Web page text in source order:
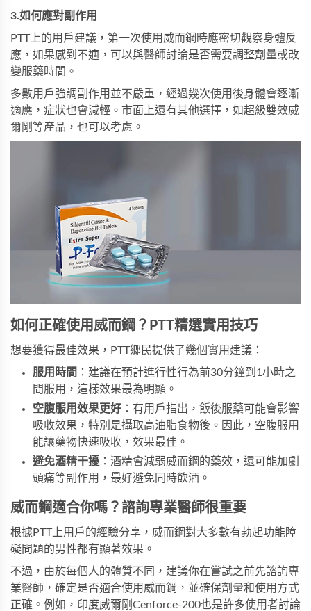
3.如何應對副作用
PTT上的用戶建議，第一次使用威而鋼時應密切觀察身體反
應，如果感到不適，可以與醫師討論是否需要調整劑量或改
變服藥時間。
多數用戶強調副作用並不嚴重，經過幾次使用後身體會逐漸
適應，症狀也會減輕。市面上還有其他選擇，如超級雙效威
爾剛 等產品，也可以考慮。
如何正確使用威而鋼？PTT精選實用技巧
想要獲得最佳效果，PTT鄉民提供了幾個實用建議：
服用時間 ：建議在預計進行性行為前30分鐘到1小時之
間服用，這樣效果最為明顯。
空腹服用效果更好 ：有用戶指出，飯後服藥可能會影響
吸收效果，特別是攝取高油脂食物後。因此，空腹服用
能讓藥物快速吸收，效果最佳。
避免酒精干擾 ：酒精會減弱威而鋼的藥效，還可能加劇
頭痛等副作用，最好避免同時飲酒。
威而鋼適合你嗎？諮詢專業醫師很重要
根據PTT上用戶的經驗分享，威而鋼對大多數有勃起功能障
礙問題的男性都有顯著效果。
不過，由於每個人的體質不同，建議你在嘗試之前先諮詢專
業醫師，確定是否適合使用威而鋼，並確保劑量和使用方式
正確。例如， 印度威爾剛Cenforce-200也是許多使用者討論